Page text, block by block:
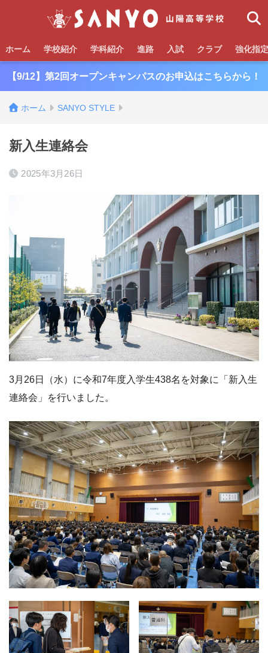
ホーム 学校紹介 学科紹介 進路 入試 クラブ 強化指
【9/12】第2回オープンキャンパスのお申込はこちらから！
ホーム SANYO STYLE
新入生連絡会
2025年3月26日
3月26日（水）に令和7年度入学生438名を対象に「新入生
連絡会」を行いました。